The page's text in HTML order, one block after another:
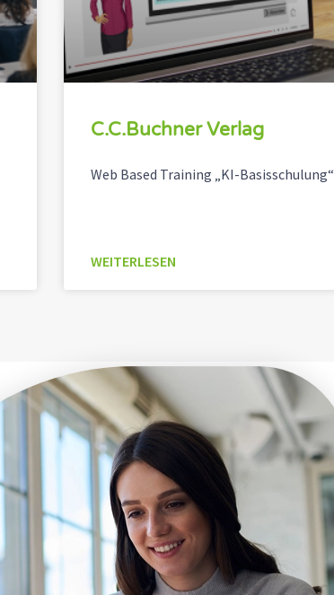
C.C.Buchner Verlag
Web Based Training „KI-Basisschulung“
WEITERLESEN